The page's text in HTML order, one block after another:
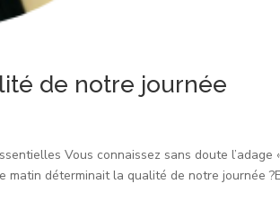
de notre journée
Vous connaissez sans doute l’adage
matin déterminait la qualité de notre journée